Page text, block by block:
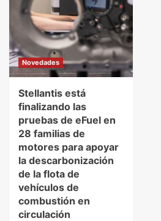
Novedades
Stellantis está
finalizando las
pruebas de eFuel en
28 familias de
motores para apoyar
la descarbonización
de la flota de
vehículos de
combustión en
circulación